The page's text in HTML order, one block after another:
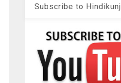
Subscribe to Hindikunj